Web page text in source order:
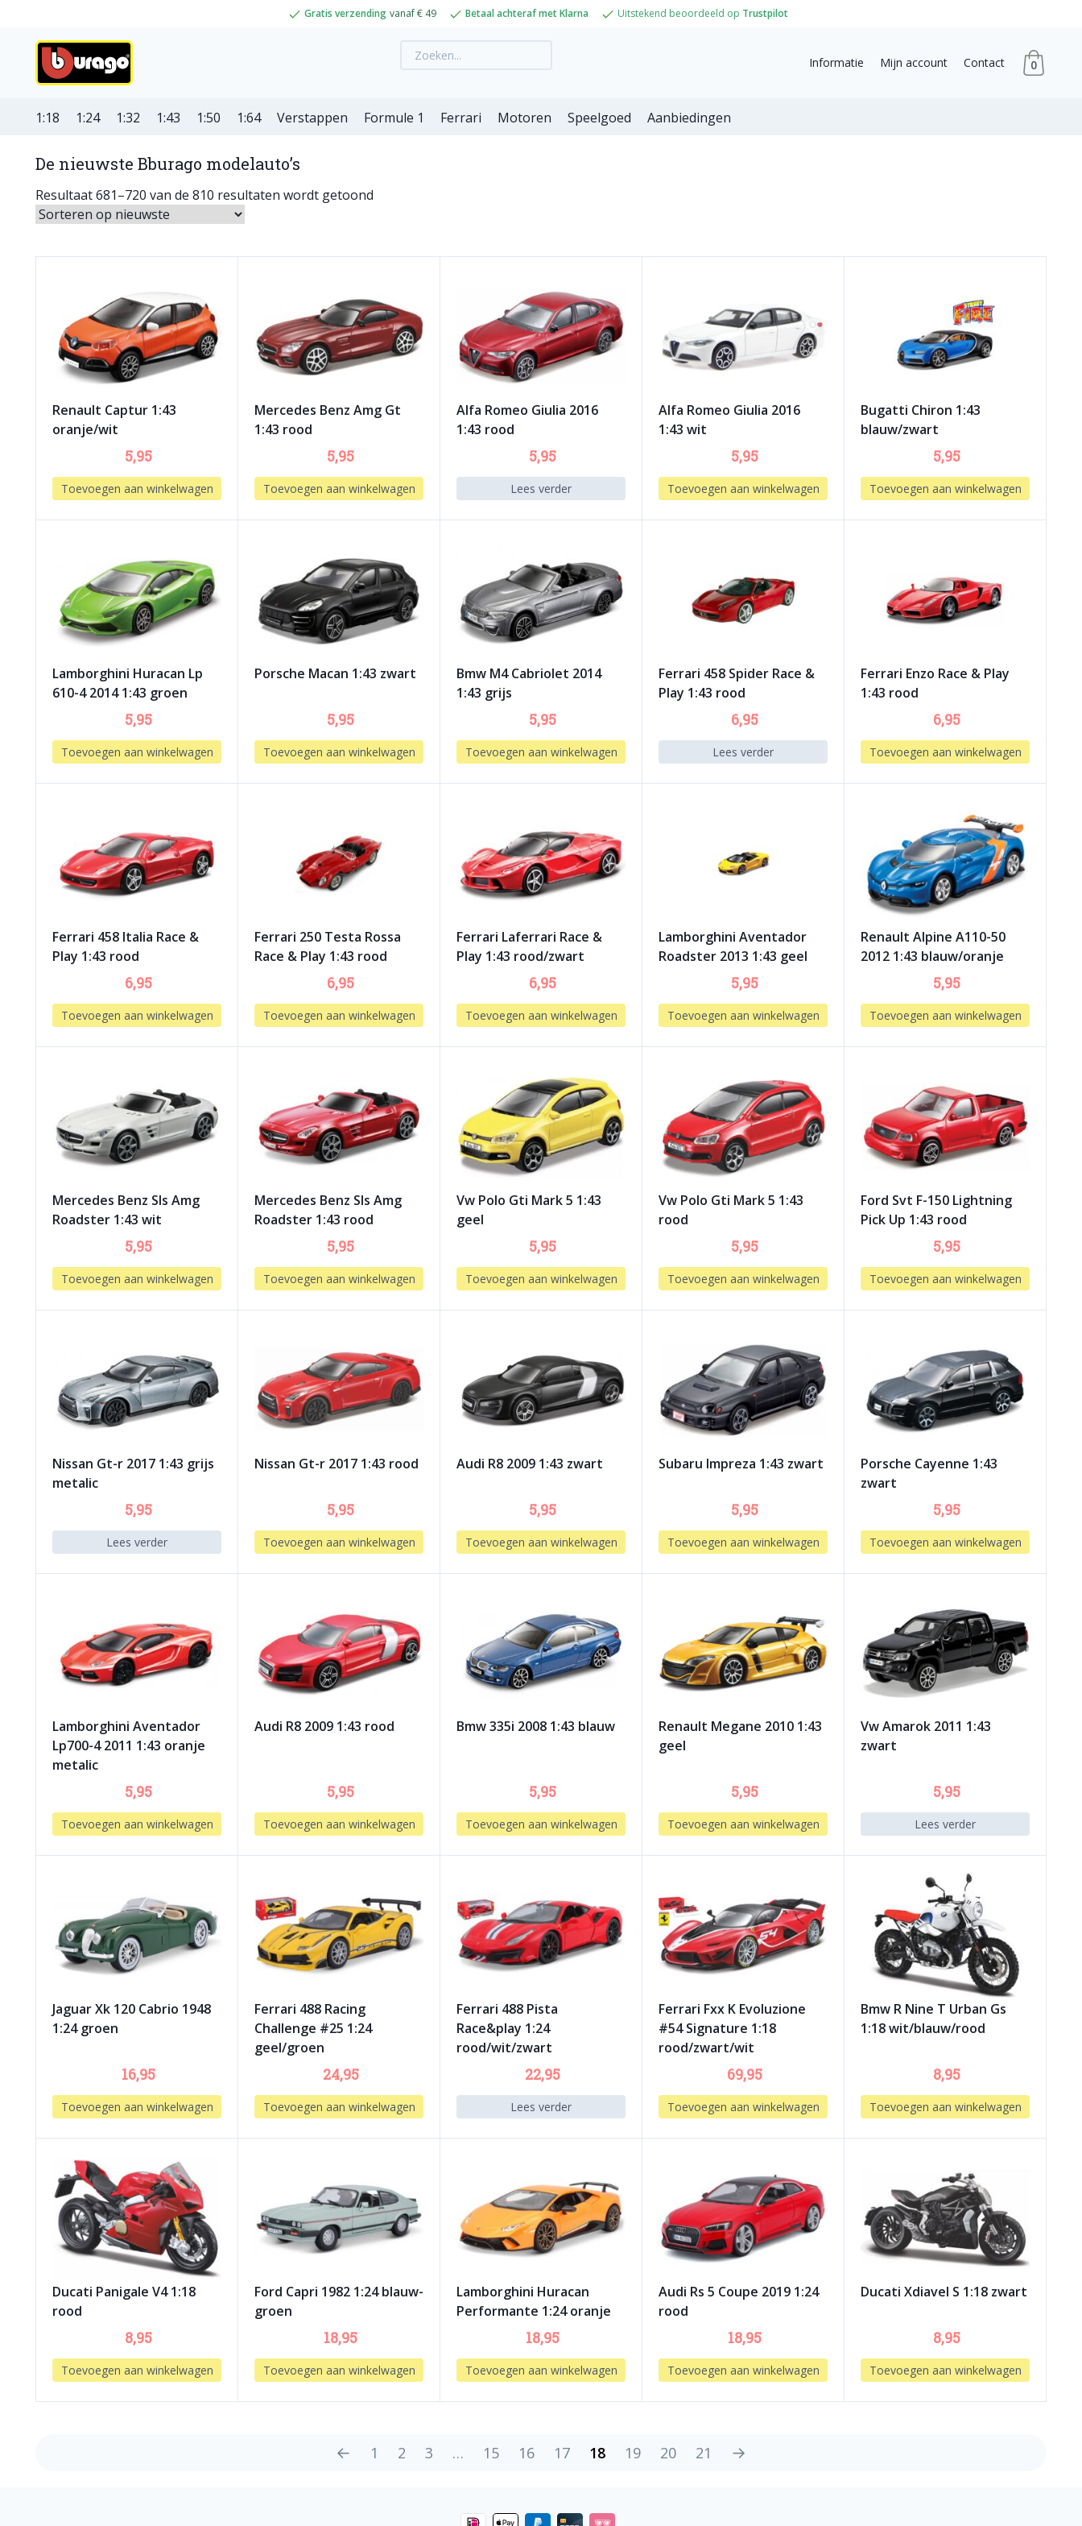
Gratis verzending vanaf € 49 Betaal achteraf met Klarna Uitstekend beoordeeld op Trustpilot
Informatie Mijn account Contact 0
1:18 1:24 1:32 1:43 1:50 1:64 Verstappen Formule 1 Ferrari Motoren Speelgoed Aanbiedingen
De nieuwste Bburago modelauto’s
Resultaat 681–720 van de 810 resultaten wordt getoond
Renault Captur 1:43
oranje/wit
5,95
Toevoegen aan winkelwagen
Mercedes Benz Amg Gt
1:43 rood
5,95
Toevoegen aan winkelwagen
Alfa Romeo Giulia 2016
1:43 rood
5,95
Lees verder
Alfa Romeo Giulia 2016
1:43 wit
5,95
Toevoegen aan winkelwagen
Bugatti Chiron 1:43
blauw/zwart
5,95
Toevoegen aan winkelwagen
Lamborghini Huracan Lp
610-4 2014 1:43 groen
5,95
Toevoegen aan winkelwagen
Porsche Macan 1:43 zwart
5,95
Toevoegen aan winkelwagen
Bmw M4 Cabriolet 2014
1:43 grijs
5,95
Toevoegen aan winkelwagen
Ferrari 458 Spider Race &
Play 1:43 rood
6,95
Lees verder
Ferrari Enzo Race & Play
1:43 rood
6,95
Toevoegen aan winkelwagen
Ferrari 458 Italia Race &
Play 1:43 rood
6,95
Toevoegen aan winkelwagen
Ferrari 250 Testa Rossa
Race & Play 1:43 rood
6,95
Toevoegen aan winkelwagen
Ferrari Laferrari Race &
Play 1:43 rood/zwart
6,95
Toevoegen aan winkelwagen
Lamborghini Aventador
Roadster 2013 1:43 geel
5,95
Toevoegen aan winkelwagen
Renault Alpine A110-50
2012 1:43 blauw/oranje
5,95
Toevoegen aan winkelwagen
Mercedes Benz Sls Amg
Roadster 1:43 wit
5,95
Toevoegen aan winkelwagen
Mercedes Benz Sls Amg
Roadster 1:43 rood
5,95
Toevoegen aan winkelwagen
Vw Polo Gti Mark 5 1:43
geel
5,95
Toevoegen aan winkelwagen
Vw Polo Gti Mark 5 1:43
rood
5,95
Toevoegen aan winkelwagen
Ford Svt F-150 Lightning
Pick Up 1:43 rood
5,95
Toevoegen aan winkelwagen
Nissan Gt-r 2017 1:43 grijs
metalic
5,95
Lees verder
Nissan Gt-r 2017 1:43 rood
5,95
Toevoegen aan winkelwagen
Audi R8 2009 1:43 zwart
5,95
Toevoegen aan winkelwagen
Subaru Impreza 1:43 zwart
5,95
Toevoegen aan winkelwagen
Porsche Cayenne 1:43
zwart
5,95
Toevoegen aan winkelwagen
Lamborghini Aventador
Lp700-4 2011 1:43 oranje
metalic
5,95
Toevoegen aan winkelwagen
Audi R8 2009 1:43 rood
5,95
Toevoegen aan winkelwagen
Bmw 335i 2008 1:43 blauw
5,95
Toevoegen aan winkelwagen
Renault Megane 2010 1:43
geel
5,95
Toevoegen aan winkelwagen
Vw Amarok 2011 1:43
zwart
5,95
Lees verder
Jaguar Xk 120 Cabrio 1948
1:24 groen
16,95
Toevoegen aan winkelwagen
Ferrari 488 Racing
Challenge #25 1:24
geel/groen
24,95
Toevoegen aan winkelwagen
Ferrari 488 Pista
Race&play 1:24
rood/wit/zwart
22,95
Lees verder
Ferrari Fxx K Evoluzione
#54 Signature 1:18
rood/zwart/wit
69,95
Toevoegen aan winkelwagen
Bmw R Nine T Urban Gs
1:18 wit/blauw/rood
8,95
Toevoegen aan winkelwagen
Ducati Panigale V4 1:18
rood
8,95
Toevoegen aan winkelwagen
Ford Capri 1982 1:24 blauw-
groen
18,95
Toevoegen aan winkelwagen
Lamborghini Huracan
Performante 1:24 oranje
18,95
Toevoegen aan winkelwagen
Audi Rs 5 Coupe 2019 1:24
rood
18,95
Toevoegen aan winkelwagen
Ducati Xdiavel S 1:18 zwart
8,95
Toevoegen aan winkelwagen
← 1 2 3 … 15 16 17 18 19 20 21 →